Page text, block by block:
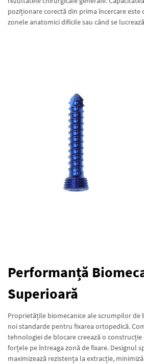
poziționare corectă din prima încercare este
zonele anatomici dificile sau când se
Performanță
Superioară
Proprietățile biomecanice ale scrumpilor de
noi standarde pentru fixarea ortopedică.
tehnologiei de blocare creează o
forțele pe întreaga zonă de fixare. Designul
maximizează rezistența la extracție,